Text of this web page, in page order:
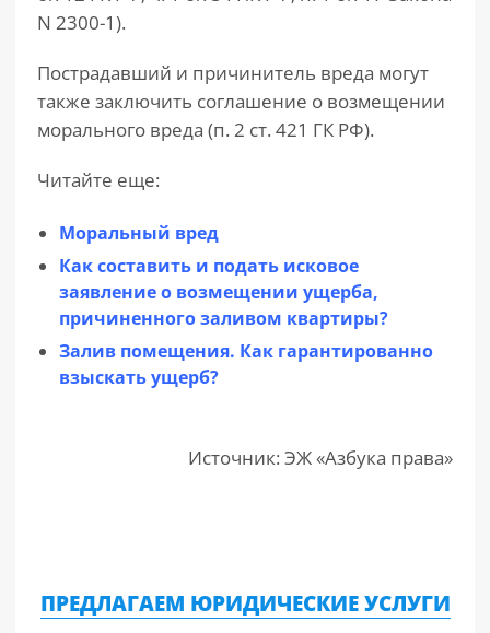
N 2300-1).
Пострадавший и причинитель вреда могут
также заключить соглашение о возмещении
морального вреда (п. 2 ст. 421 ГК РФ).
Читайте еще:
Моральный вред
Как составить и подать исковое
заявление о возмещении ущерба,
причиненного заливом квартиры?
Залив помещения. Как гарантированно
взыскать ущерб?
Источник: ЭЖ «Азбука права»
ПРЕДЛАГАЕМ ЮРИДИЧЕСКИЕ УСЛУГИ